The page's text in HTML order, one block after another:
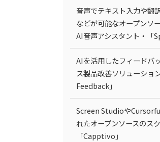
音声でテキスト入力や翻
などが可能なオープンソ
AI音声アシスタント・「
AIを活用したフィードバ
ス製品改善ソリューショ
Feedback」
Screen Studioや
れたオープンソースのス
「Capptivo」